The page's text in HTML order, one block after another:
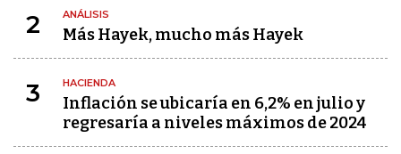
2 ANÁLISIS
Más Hayek, mucho más Hayek
3 HACIENDA
Inflación se ubicaría en 6,2% en julio y
regresaría a niveles máximos de 2024